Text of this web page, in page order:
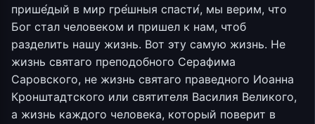
прише́дый в мир гре́шныя спасти́, мы верим, что
Бог стал человеком и пришел к нам, чтоб
разделить нашу жизнь. Вот эту самую жизнь. Не
жизнь святаго преподобного Серафима
Саровского, не жизнь святаго праведного Иоанна
Кронштадтского или святителя Василия Великого,
а жизнь каждого человека, который поверит в